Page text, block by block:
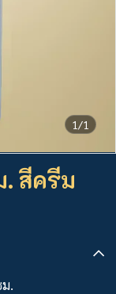
1/1
สีครีม
.